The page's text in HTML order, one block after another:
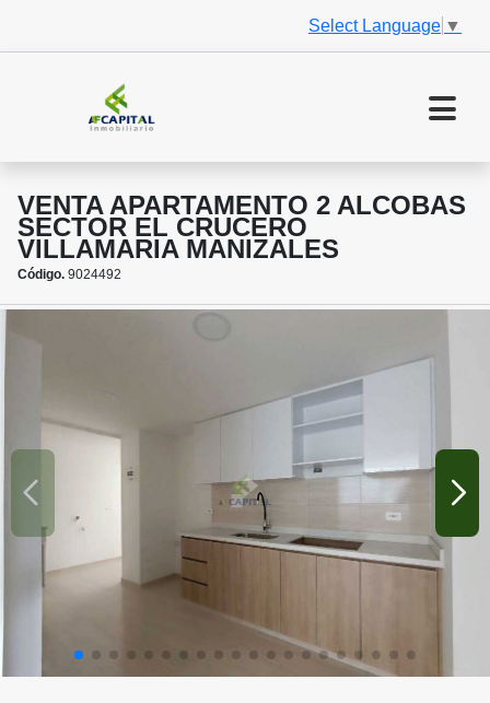
Select Language ▼
VENTA APARTAMENTO 2 ALCOBAS
SECTOR EL CRUCERO
VILLAMARIA MANIZALES
Código. 9024492